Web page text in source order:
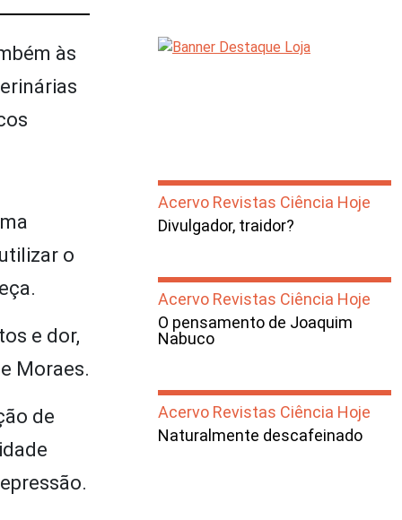
às
o
e dor,
Moraes.
de
Acervo Revistas Ciência Hoje
Divulgador, traidor?
Acervo Revistas Ciência Hoje
O pensamento de Joaquim
Nabuco
Acervo Revistas Ciência Hoje
Naturalmente descafeinado